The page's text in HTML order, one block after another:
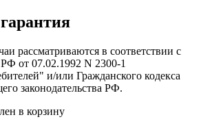
рассматриваются в соответствии с
от 07.02.1992 N 2300-1
и/или Гражданского кодекса
законодательства РФ.
в корзину